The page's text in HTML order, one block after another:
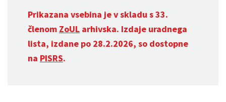
Prikazana vsebina je v skladu s 33.
členom ZoUL arhivska. Izdaje uradnega
lista, izdane po 28.2.2026, so dostopne
na PISRS.